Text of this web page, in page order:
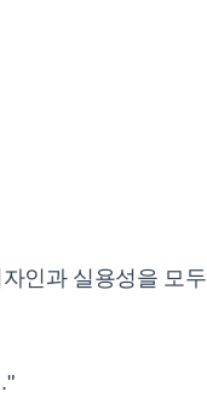
인과 실용성을 모두